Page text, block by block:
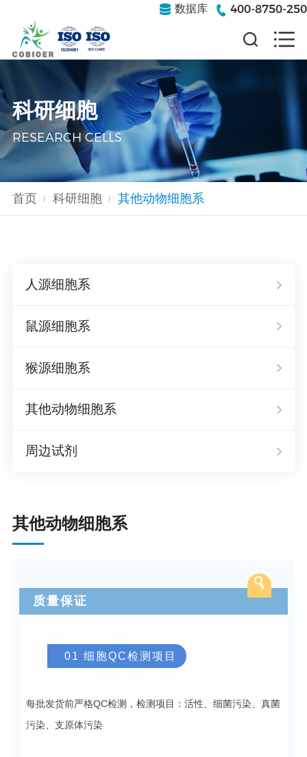
数据库 400-8750-250
科研细胞
RESEARCH CELLS
首页 / 科研细胞 / 其他动物细胞系
人源细胞系
鼠源细胞系
猴源细胞系
其他动物细胞系
周边试剂
其他动物细胞系
质量保证
01 细胞QC检测项目
每批发货前严格QC检测，检测项目：活性、细菌污染、真菌
污染、支原体污染